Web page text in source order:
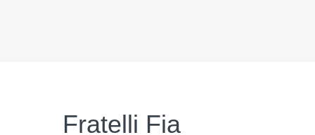
Fratelli Fia